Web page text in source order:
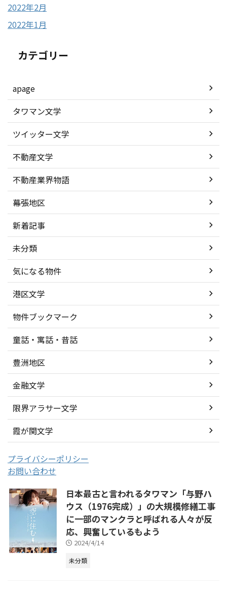
2022年2月
2022年1月
カテゴリー
apage
タワマン文学
ツイッター文学
不動産文学
不動産業界物語
幕張地区
新着記事
未分類
気になる物件
港区文学
物件ブックマーク
童話・寓話・昔話
豊洲地区
金融文学
限界アラサー文学
霞が関文学
プライバシーポリシー
お問い合わせ
日本最古と言われるタワマン「与野ハ
ウス（1976完成）」の大規模修繕工事
に一部のマンクラと呼ばれる人々が反
応、興奮しているもよう
2024/4/14
未分類